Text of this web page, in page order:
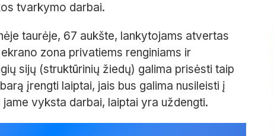
tvarkymo darbai.
taurėje, 67 aukšte, lankytojams atvertas
zona privatiems renginiams ir
sijų (struktūrinių žiedų) galima prisėsti taip
įrengti laiptai, jais bus galima nusileisti į
vyksta darbai, laiptai yra uždengti.